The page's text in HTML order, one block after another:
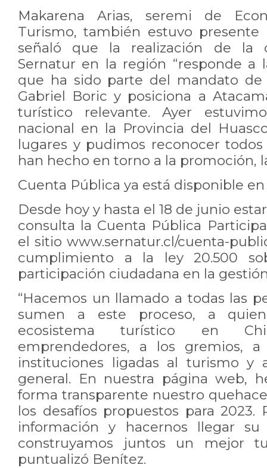
Makarena Arias, seremi de
Turismo, también estuvo
señaló que la realización de la
Sernatur en la región “responde a
que ha sido parte del mandato de
Gabriel Boric y posiciona a
turístico relevante. Ayer
nacional en la Provincia del
lugares y pudimos reconocer
han hecho en torno a la promoción,
Cuenta Pública ya está disponible
Desde hoy y hasta el 18 de junio
consulta la Cuenta Pública
el sitio www.sernatur.cl/cuenta-
cumplimiento a la ley 20.500
participación ciudadana en la
“Hacemos un llamado a todas las
sumen a este proceso, a
ecosistema turístico en
emprendedores, a los gremios,
instituciones ligadas al turismo y
general. En nuestra página web,
forma transparente nuestro
los desafíos propuestos para 2023.
información y hacernos llegar
construyamos juntos un mejor
puntualizó Benítez.